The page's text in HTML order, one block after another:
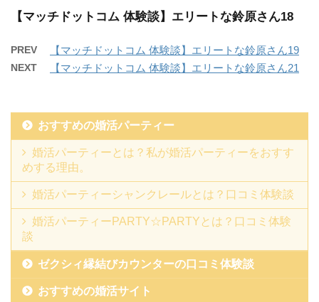
【マッチドットコム 体験談】エリートな鈴原さん18
PREV 【マッチドットコム 体験談】エリートな鈴原さん19
NEXT 【マッチドットコム 体験談】エリートな鈴原さん21
おすすめの婚活パーティー
婚活パーティーとは？私が婚活パーティーをおすす
めする理由。
婚活パーティーシャンクレールとは？口コミ体験談
婚活パーティーPARTY☆PARTYとは？口コミ体験
談
ゼクシィ縁結びカウンターの口コミ体験談
おすすめの婚活サイト